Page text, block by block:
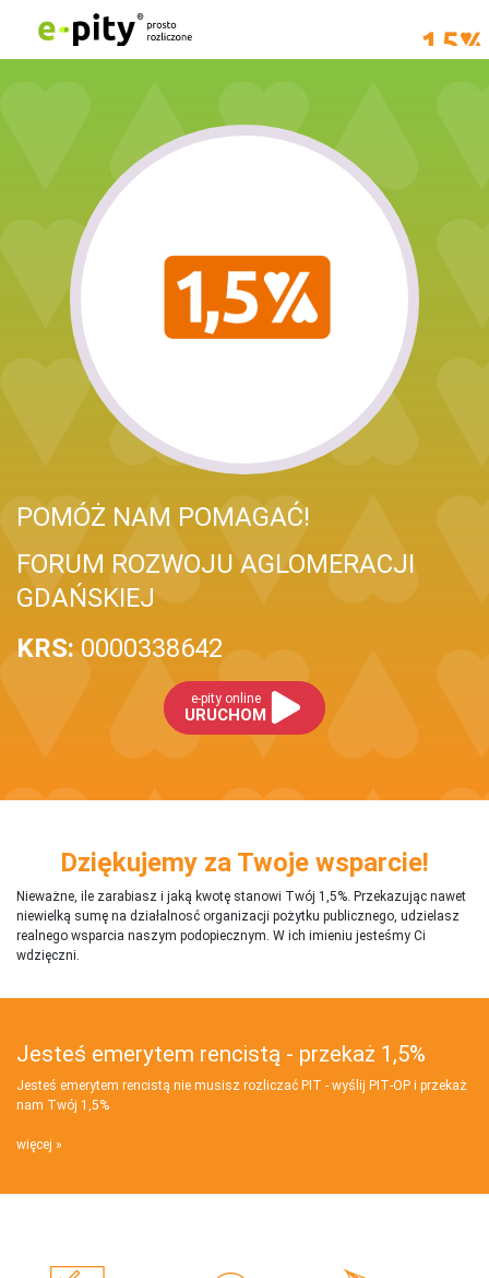
POMÓŻ NAM POMAGAĆ!
FORUM ROZWOJU AGLOMERACJI
GDAŃSKIEJ
KRS: 0000338642
e-pity online
URUCHOM
Dziękujemy za Twoje wsparcie!
Nieważne, ile zarabiasz i jaką kwotę stanowi Twój 1,5%. Przekazując nawet
niewielką sumę na działalnosć organizacji pożytku publicznego, udzielasz
realnego wsparcia naszym podopiecznym. W ich imieniu jesteśmy Ci
wdzięczni.
Jesteś emerytem rencistą - przekaż 1,5%
Jesteś emerytem rencistą nie musisz rozliczać PIT - wyślij PIT‑OP i przekaż
nam Twój 1,5%
więcej